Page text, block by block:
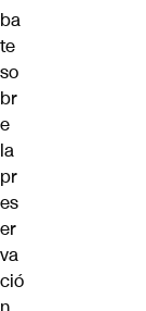
ba
te
so
br
e
la
pr
es
er
va
ció